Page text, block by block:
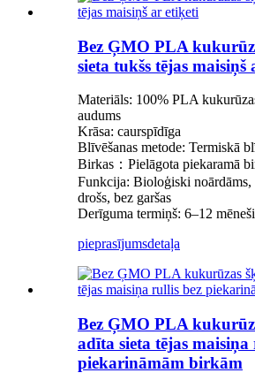
Bez ĢMO PLA
sieta tukšs tējas maisiņš
Materiāls: 100% PLA
audums
Krāsa: caurspīdīga
Blīvēšanas metode: Termiskā
Birkas：Pielāgota piekaramā
Funkcija: Bioloģiski noārdāms,
drošs, bez garšas
Derīguma termiņš: 6–12 mēneši
pieprasījumsdetaļa
Bez ĢMO PLA
adīta sieta tējas maisiņa
piekarināmām birkām